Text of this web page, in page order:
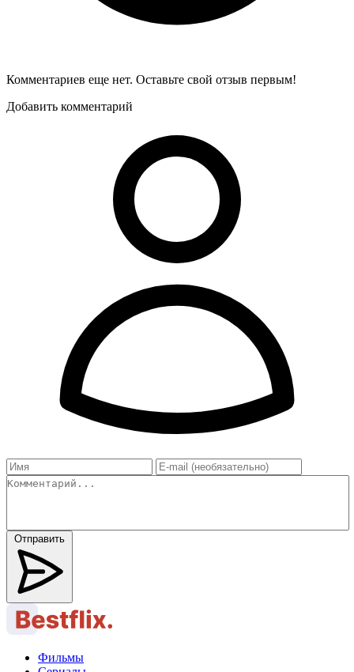
Комментариев еще нет. Оставьте свой отзыв первым!
Добавить комментарий
Отправить
Фильмы